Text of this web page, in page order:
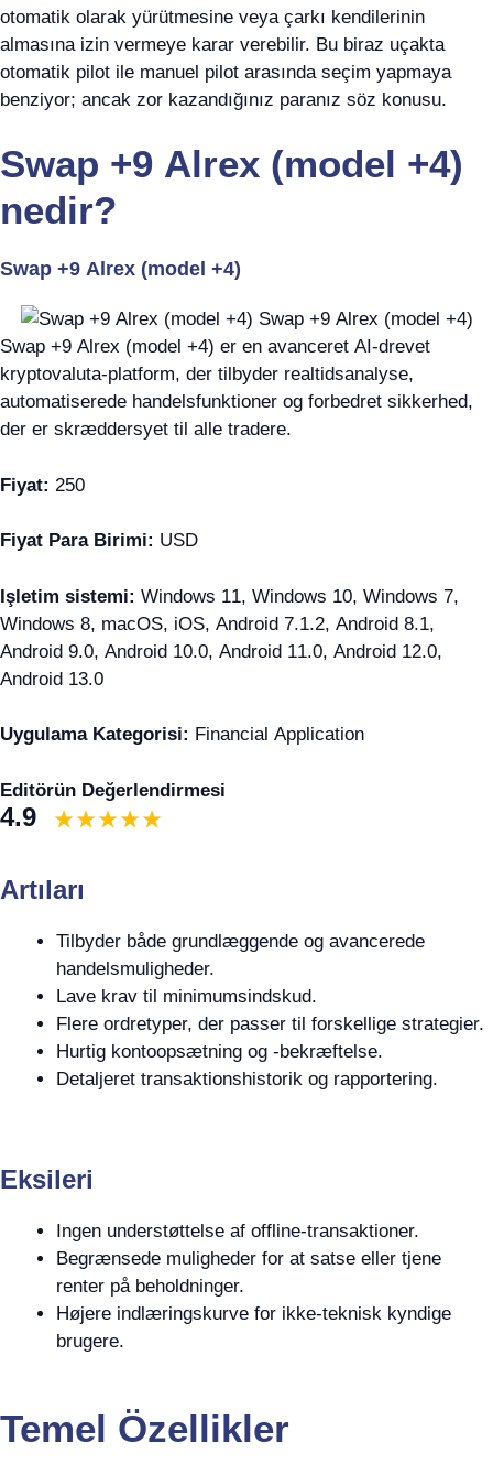
otomatik olarak yürütmesine veya çarkı kendilerinin
almasına izin vermeye karar verebilir. Bu biraz uçakta
otomatik pilot ile manuel pilot arasında seçim yapmaya
benziyor; ancak zor kazandığınız paranız söz konusu.
Swap +9 Alrex (model +4)
nedir?
Swap +9 Alrex (model +4)
Swap +9 Alrex (model +4) er en avanceret AI-drevet
kryptovaluta-platform, der tilbyder realtidsanalyse,
automatiserede handelsfunktioner og forbedret sikkerhed,
der er skræddersyet til alle tradere.
Fiyat: 250
Fiyat Para Birimi: USD
Işletim sistemi: Windows 11, Windows 10, Windows 7,
Windows 8, macOS, iOS, Android 7.1.2, Android 8.1,
Android 9.0, Android 10.0, Android 11.0, Android 12.0,
Android 13.0
Uygulama Kategorisi: Financial Application
Editörün Değerlendirmesi
4.9
Artıları
Tilbyder både grundlæggende og avancerede
handelsmuligheder.
Lave krav til minimumsindskud.
Flere ordretyper, der passer til forskellige strategier.
Hurtig kontoopsætning og -bekræftelse.
Detaljeret transaktionshistorik og rapportering.
Eksileri
Ingen understøttelse af offline-transaktioner.
Begrænsede muligheder for at satse eller tjene
renter på beholdninger.
Højere indlæringskurve for ikke-teknisk kyndige
brugere.
Temel Özellikler